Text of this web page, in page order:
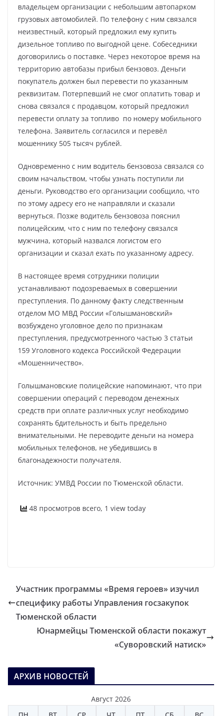
владельцем организации с небольшим автопарком
грузовых автомобилей. По телефону с ним связался
неизвестный, который предложил ему купить
дизельное топливо по выгодной цене. Собеседники
договорились о поставке. Через некоторое время на
территорию автобазы прибыл бензовоз. Деньги
покупатель должен был перевести по указанным
реквизитам. Потерпевший не смог оплатить товар и
снова связался с продавцом, который предложил
перевести оплату за топливо по номеру мобильного
телефона. Заявитель согласился и перевёл
мошеннику 505 тысяч рублей.
Одновременно с ним водитель бензовоза связался со
своим начальством, чтобы узнать поступили ли
деньги. Руководство его организации сообщило, что
по этому адресу его не направляли и сказали
вернуться. Позже водитель бензовоза пояснил
полицейским, что с ним по телефону связался
мужчина, который назвался логистом его
организации и сказал ехать по указанному адресу.
В настоящее время сотрудники полиции
устанавливают подозреваемых в совершении
преступления. По данному факту следственным
отделом МО МВД России «Голышмановский»
возбуждено уголовное дело по признакам
преступления, предусмотренного частью 3 статьи
159 Уголовного кодекса Российской Федерации
«Мошенничество».
Голышмановские полицейские напоминают, что при
совершении операций с переводом денежных
средств при оплате различных услуг необходимо
сохранять бдительность и быть предельно
внимательными. Не переводите деньги на номера
мобильных телефонов, не убедившись в
благонадежности получателя.
Источник: УМВД России по Тюменской области.
48 просмотров всего, 1 view today
Участник программы «Время героев» изучил
специфику работы Управления госзакупок
Тюменской области
Юнармейцы Тюменской области покажут
«Суворовский натиск»
АРХИВ НОВОСТЕЙ
Август 2026